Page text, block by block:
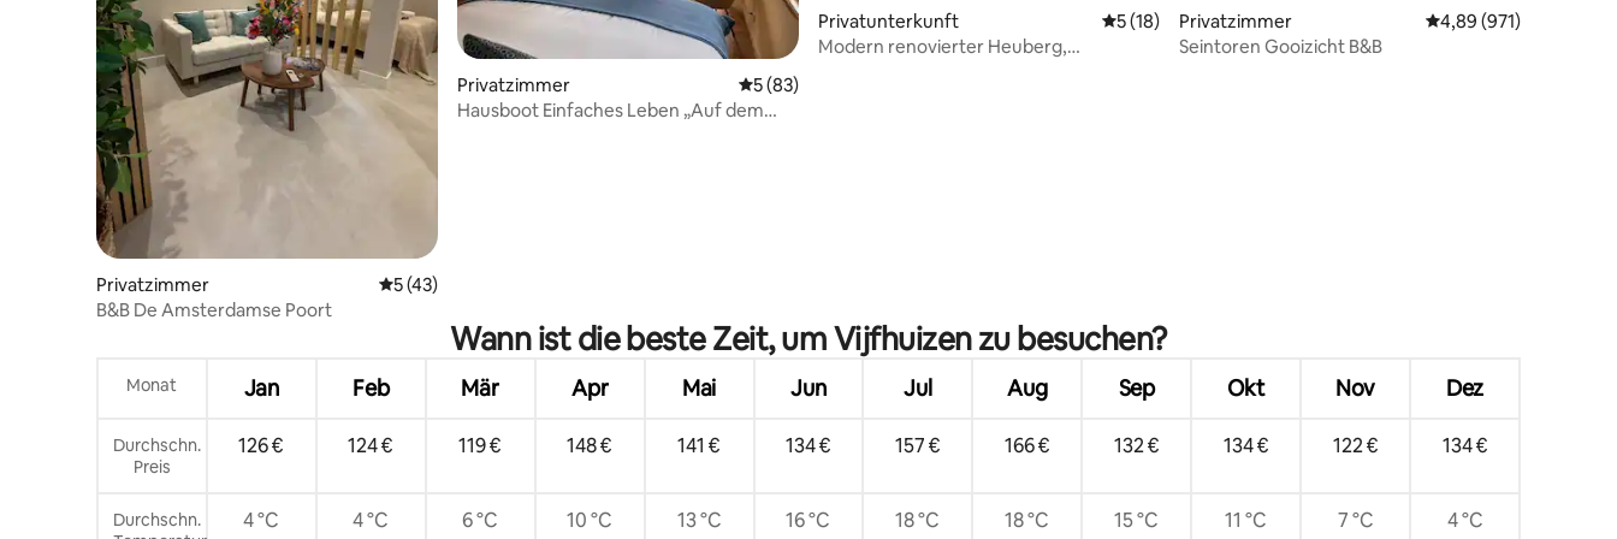
Privatzimmer Durchschnittliche Bewertung: 5 von 5, 43 Bewertungen
5 (43)
B&B De Amsterdamse Poort
Privatzimmer Durchschnittliche Bewertung: 5 von 5, 83 Bewertungen
5 (83)
Hausboot Einfaches Leben „Auf dem
Privatunterkunft Durchschnittliche Bewertung: 5 von 5, 18 Bewertungen
5 (18)
Modern renovierter Heuberg,
Privatzimmer Durchschnittliche
4,89 (971)
Seintoren Gooizicht B&B
Wann ist die beste Zeit, um Vijfhuizen zu besuchen?
Monat Jan Feb Mär Apr Mai Jun Jul Aug Sep Okt Nov Dez
Durchschn.
Preis
126 € 124 € 119 € 148 € 141 € 134 € 157 € 166 € 132 € 134 € 122 € 134 €
Durchschn.
4 °C 4 °C 6 °C 10 °C 13 °C 16 °C 18 °C 18 °C 15 °C 11 °C 7 °C 4 °C